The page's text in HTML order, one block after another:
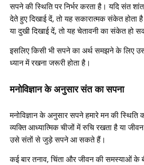
सपने की स्थिति पर निर्भर करता है। यदि संत
देते हुए दिखाई दें, तो यह सकारात्मक संकेत होता
या दुखी दिखाई दें, तो यह चेतावनी का संकेत हो
इसलिए किसी भी सपने का अर्थ समझने के लिए
ध्यान में रखना जरूरी होता है।
मनोविज्ञान के अनुसार संत का सपना
मनोविज्ञान के अनुसार सपने हमारे मन की स्थिति
व्यक्ति आध्यात्मिक चीजों में रुचि रखता है या
उसे संतों से जुड़े सपने आ सकते हैं।
कई बार तनाव, चिंता और जीवन की समस्याओं के